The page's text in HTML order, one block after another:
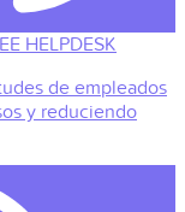
HELPDESK
de empleados
y reduciendo